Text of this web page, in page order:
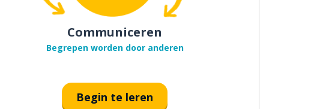
Communiceren
Begrepen worden door anderen
Begin te leren